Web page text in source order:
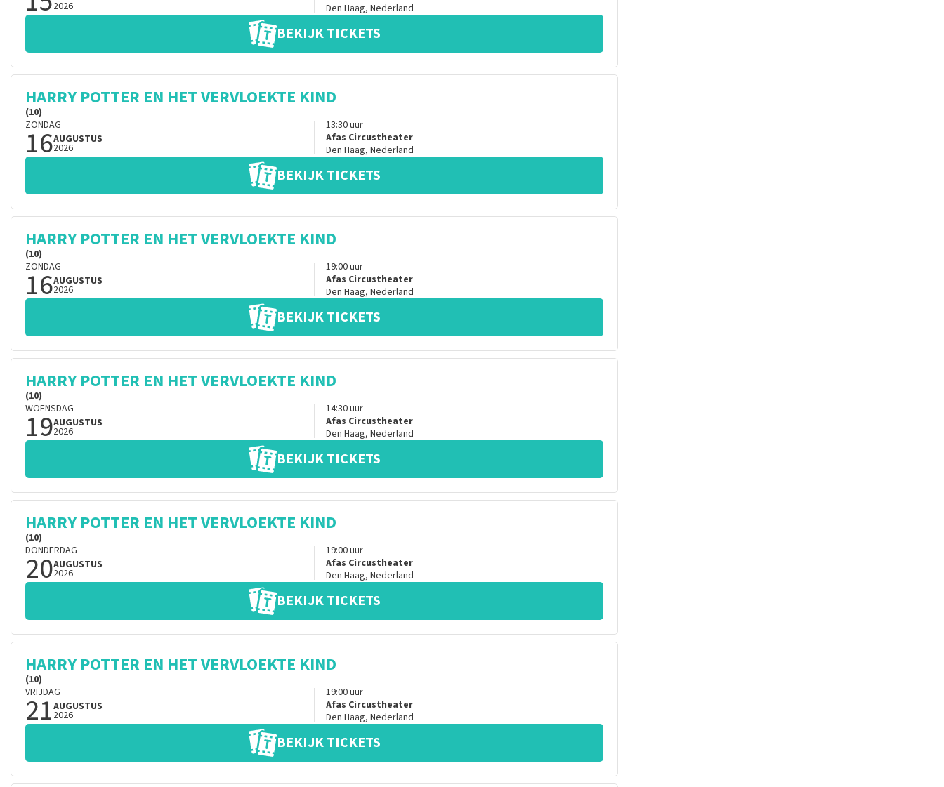
2026
Den Haag, Nederland
BEKIJK TICKETS
HARRY POTTER EN HET VERVLOEKTE KIND
(10)
ZONDAG
16AUGUSTUS
2026
13:30uur
Afas Circustheater
Den Haag, Nederland
BEKIJK TICKETS
HARRY POTTER EN HET VERVLOEKTE KIND
(10)
ZONDAG
16AUGUSTUS
2026
19:00uur
Afas Circustheater
Den Haag, Nederland
BEKIJK TICKETS
HARRY POTTER EN HET VERVLOEKTE KIND
(10)
WOENSDAG
19AUGUSTUS
2026
14:30uur
Afas Circustheater
Den Haag, Nederland
BEKIJK TICKETS
HARRY POTTER EN HET VERVLOEKTE KIND
(10)
DONDERDAG
20AUGUSTUS
2026
19:00uur
Afas Circustheater
Den Haag, Nederland
BEKIJK TICKETS
HARRY POTTER EN HET VERVLOEKTE KIND
(10)
VRIJDAG
21AUGUSTUS
2026
19:00uur
Afas Circustheater
Den Haag, Nederland
BEKIJK TICKETS